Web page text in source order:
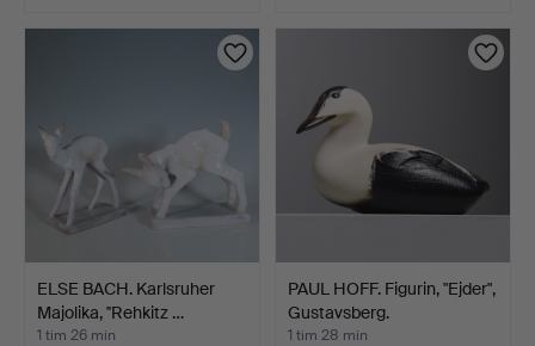
ELSE BACH. Karlsruher
Majolika, ''Rehkitz …
1 tim 26 min
PAUL HOFF. Figurin, "Ejder",
Gustavsberg.
1 tim 28 min